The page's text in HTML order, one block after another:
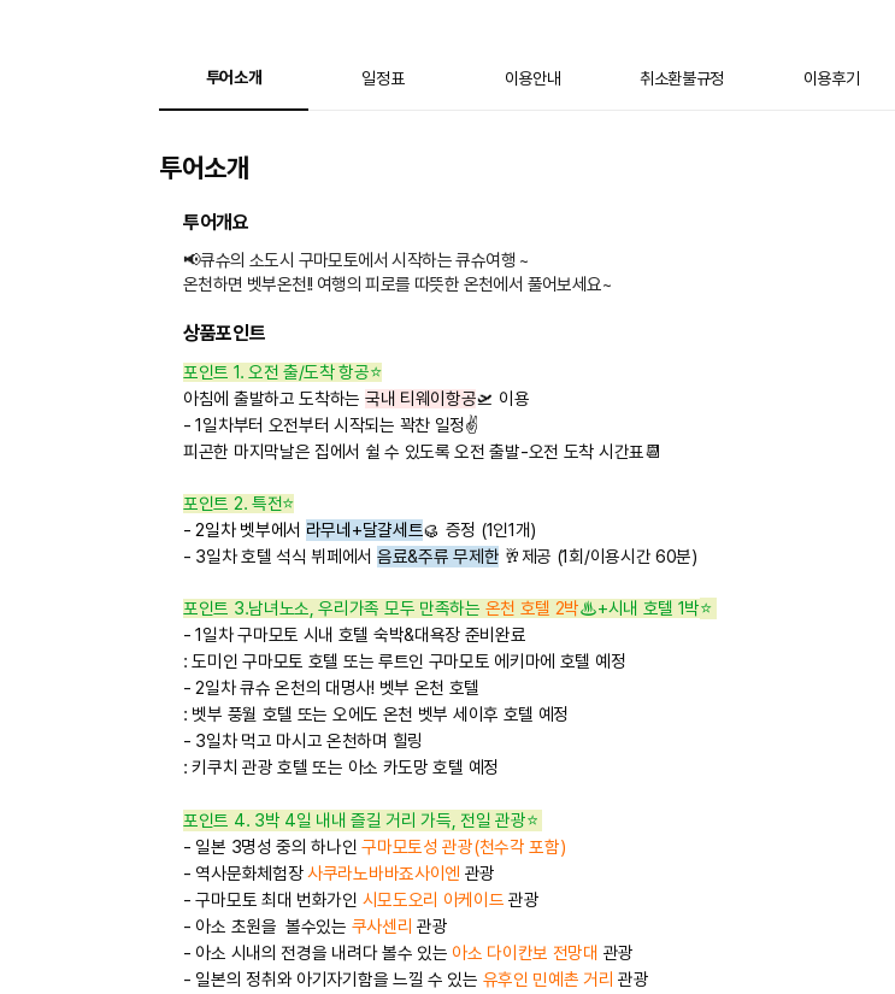
투어소개 일정표 이용안내 취소환불규정 이용후기
투어소개
투어개요
📢큐슈의 소도시 구마모토에서 시작하는 큐슈여행 ~
온천하면 벳부온천!! 여행의 피로를 따뜻한 온천에서 풀어보세요~
상품포인트
포인트 1. 오전 출/도착 항공⭐
아침에 출발하고 도착하는 국내 티웨이항공🛫 이용
- 1일차부터 오전부터 시작되는 꽉찬 일정✌️
피곤한 마지막날은 집에서 쉴 수 있도록 오전 출발-오전 도착 시간표📆
포인트 2. 특전⭐
- 2일차 벳부에서 라무네+달걀세트🥮 증정 (1인1개)
- 3일차 호텔 석식 뷔페에서 음료&주류 무제한 🥂제공 (1회/이용시간 60분)
포인트 3.남녀노소, 우리가족 모두 만족하는 온천 호텔 2박♨+시내 호텔 1박⭐
- 1일차 구마모토 시내 호텔 숙박&대욕장 준비완료
:도미인 구마모토 호텔 또는 루트인 구마모토 에키마에 호텔 예정
- 2일차 큐슈 온천의 대명사! 벳부 온천 호텔
: 벳부 풍월 호텔 또는 오에도 온천 벳부 세이후 호텔 예정
- 3일차 먹고 마시고 온천하며 힐링
:키쿠치 관광 호텔 또는 아소 카도망 호텔 예정
포인트 4. 3박 4일 내내 즐길 거리 가득, 전일 관광⭐
- 일본 3명성 중의 하나인구마모토성 관광(천수각 포함)
- 역사문화체험장사쿠라노바바죠사이엔 관광
-구마모토 최대 번화가인 시모도오리 아케이드 관광
- 아소 초원을 볼수있는 쿠사센리 관광
- 아소 시내의 전경을 내려다 볼수 있는 아소 다이칸보 전망대 관광
- 일본의 정취와 아기자기함을 느낄 수 있는 유후인 민예촌 거리 관광